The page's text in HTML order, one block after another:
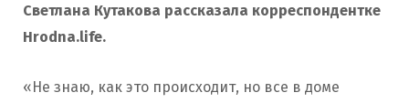
Светлана Кутакова рассказала корреспондентке
Hrodna.life.
«Не знаю, как это происходит, но все в доме